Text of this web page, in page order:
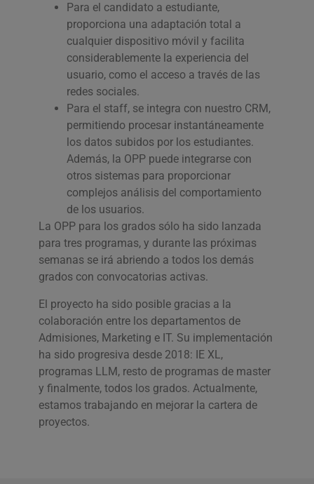
Para el candidato a estudiante,
proporciona una adaptación total a
cualquier dispositivo móvil y facilita
considerablemente la experiencia del
usuario, como el acceso a través de las
redes sociales.
Para el staff, se integra con nuestro CRM,
permitiendo procesar instantáneamente
los datos subidos por los estudiantes.
Además, la OPP puede integrarse con
otros sistemas para proporcionar
complejos análisis del comportamiento
de los usuarios.
La OPP para los grados sólo ha sido lanzada
para tres programas, y durante las próximas
semanas se irá abriendo a todos los demás
grados con convocatorias activas.
El proyecto ha sido posible gracias a la
colaboración entre los departamentos de
Admisiones, Marketing e IT. Su implementación
ha sido progresiva desde 2018: IE XL,
programas LLM, resto de programas de master
y finalmente, todos los grados. Actualmente,
estamos trabajando en mejorar la cartera de
proyectos.